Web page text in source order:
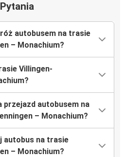
autobusem na trasie
– Monachium?
Villingen-
przejazd autobusem na
– Monachium?
autobus na trasie
– Monachium?